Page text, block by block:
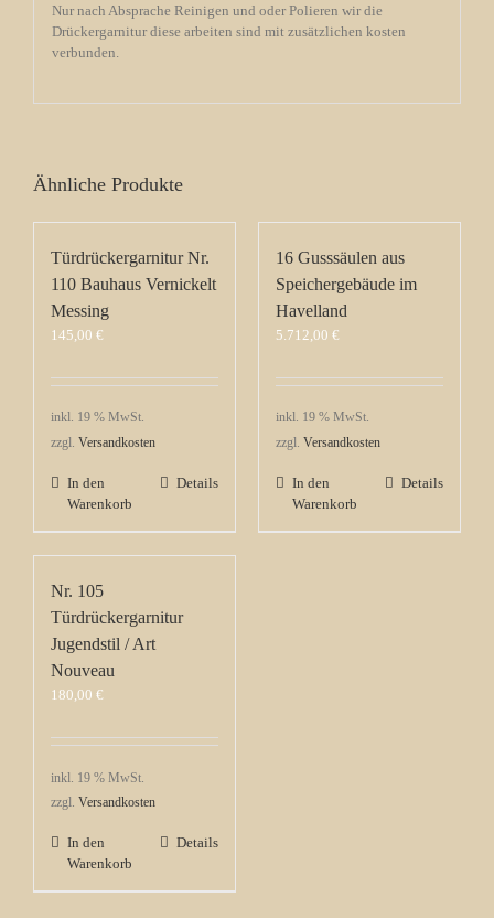
Nur nach Absprache Reinigen und oder Polieren wir die
Drückergarnitur diese arbeiten sind mit zusätzlichen kosten
verbunden.
Ähnliche Produkte
Türdrückergarnitur Nr.
110 Bauhaus Vernickelt
Messing
145,00 €
inkl. 19 % MwSt.
zzgl. Versandkosten
In den
Warenkorb
Details
16 Gusssäulen aus
Speichergebäude im
Havelland
5.712,00 €
inkl. 19 % MwSt.
zzgl. Versandkosten
In den
Warenkorb
Details
Nr. 105
Türdrückergarnitur
Jugendstil / Art
Nouveau
180,00 €
inkl. 19 % MwSt.
zzgl. Versandkosten
In den
Warenkorb
Details